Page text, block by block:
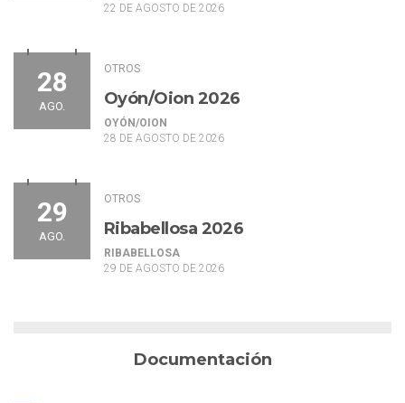
22 DE AGOSTO DE 2026
28
AGO.
OTROS
Oyón/Oion 2026
OYÓN/OION
28 DE AGOSTO DE 2026
29
AGO.
OTROS
Ribabellosa 2026
RIBABELLOSA
29 DE AGOSTO DE 2026
Documentación